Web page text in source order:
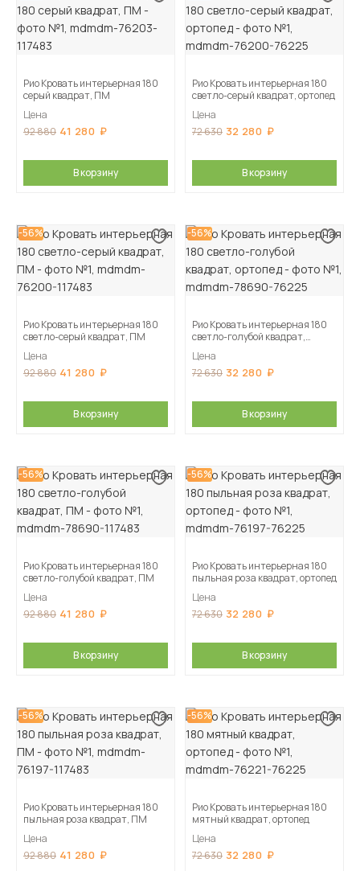
Рио Кровать интерьерная 180
серый квадрат, ПМ
Цена
92 880 41 280
В корзину
Рио Кровать интерьерная 180
светло-серый квадрат, ортопед
Цена
72 630 32 280
В корзину
-56%
Рио Кровать интерьерная 180
светло-серый квадрат, ПМ
Цена
92 880 41 280
В корзину
-56%
Рио Кровать интерьерная 180
светло-голубой квадрат,
Цена
72 630 32 280
В корзину
-56%
Рио Кровать интерьерная 180
светло-голубой квадрат, ПМ
Цена
92 880 41 280
В корзину
-56%
Рио Кровать интерьерная 180
пыльная роза квадрат, ортопед
Цена
72 630 32 280
В корзину
-56%
Рио Кровать интерьерная 180
пыльная роза квадрат, ПМ
Цена
92 880 41 280
-56%
Рио Кровать интерьерная 180
мятный квадрат, ортопед
Цена
72 630 32 280